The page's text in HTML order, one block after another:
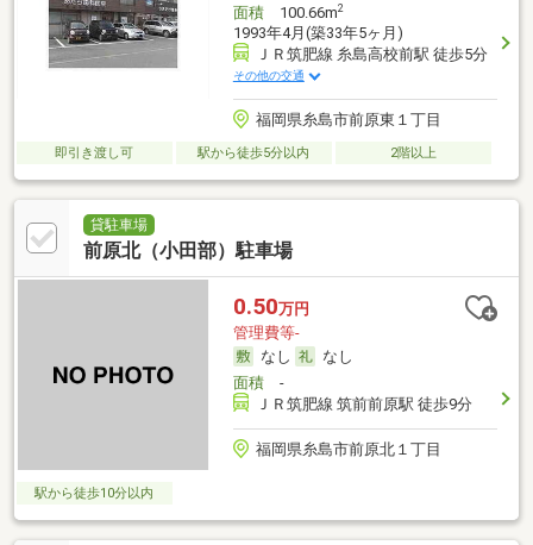
面積100.66m2
1993年4月(築33年5ヶ月)
ＪＲ筑肥線 糸島高校前駅 徒歩5分
その他の交通
福岡県糸島市前原東１丁目
即引き渡し可 駅から徒歩5分以内 2階以上
貸駐車場
前原北（小田部）駐車場
0.50万円
管理費等-
なし
なし
面積-
ＪＲ筑肥線 筑前前原駅 徒歩9分
福岡県糸島市前原北１丁目
駅から徒歩10分以内